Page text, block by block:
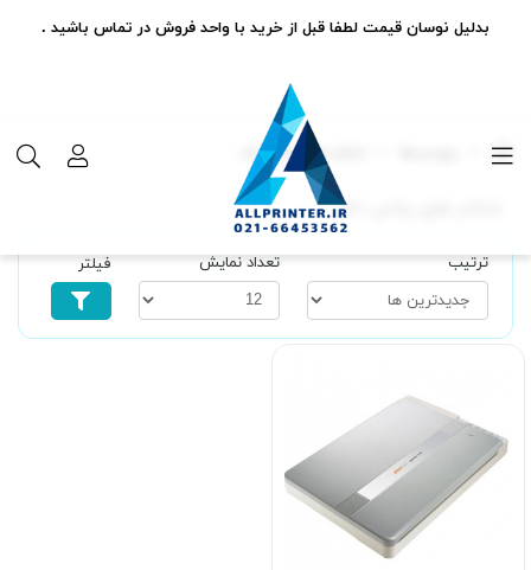
اسکنر های پلاس تک
اسکنر های پلاس تک
ترتیب تعداد نمایش فیلتر
بدلیل نوسان قیمت لطفا قبل از خرید با واحد فروش در تماس باشید .